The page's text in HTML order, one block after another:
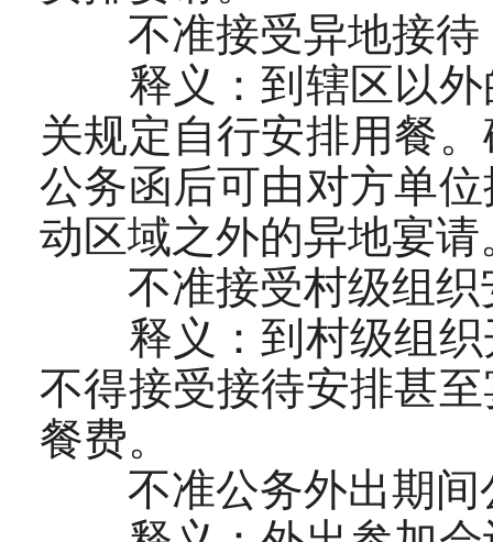
不准接受异地接待
释义：到辖区以外
关规定自行安排用餐
公务函后可由对方单
动区域之外的异地宴请
不准接受村级组织
释义：到村级组织
不得接受接待安排甚
餐费。
不准公务外出期间